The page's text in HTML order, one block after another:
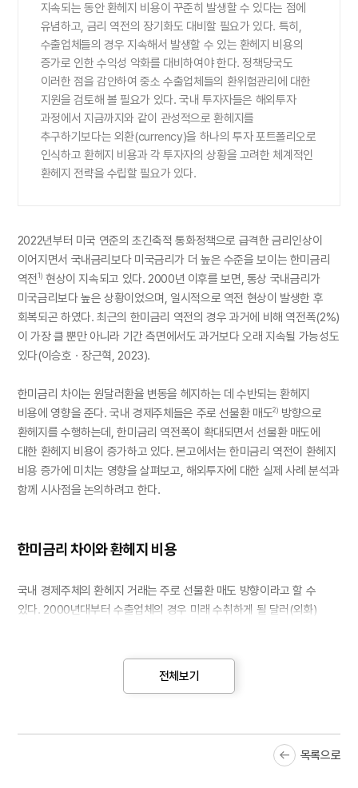
지속되는 동안 환헤지 비용이 꾸준히 발생할 수 있다는 점에
유념하고, 금리 역전의 장기화도 대비할 필요가 있다. 특히,
수출업체들의 경우 지속해서 발생할 수 있는 환헤지 비용의
증가로 인한 수익성 악화를 대비하여야 한다. 정책당국도
이러한 점을 감안하여 중소 수출업체들의 환위험관리에 대한
지원을 검토해 볼 필요가 있다. 국내 투자자들은 해외투자
과정에서 지금까지와 같이 관성적으로 환헤지를
추구하기보다는 외환(currency)을 하나의 투자 포트폴리오로
인식하고 환헤지 비용과 각 투자자의 상황을 고려한 체계적인
환헤지 전략을 수립할 필요가 있다.
2022년부터 미국 연준의 초긴축적 통화정책으로 급격한 금리인상이
이어지면서 국내금리보다 미국금리가 더 높은 수준을 보이는 한미금리
역전1) 현상이 지속되고 있다. 2000년 이후를 보면, 통상 국내금리가
미국금리보다 높은 상황이었으며, 일시적으로 역전 현상이 발생한 후
회복되곤 하였다. 최근의 한미금리 역전의 경우 과거에 비해 역전폭(2%)
이 가장 클 뿐만 아니라 기간 측면에서도 과거보다 오래 지속될 가능성도
있다(이승호ㆍ장근혁, 2023).
한미금리 차이는 원달러환율 변동을 헤지하는 데 수반되는 환헤지
비용에 영향을 준다. 국내 경제주체들은 주로 선물환 매도2) 방향으로
환헤지를 수행하는데, 한미금리 역전폭이 확대되면서 선물환 매도에
대한 환헤지 비용이 증가하고 있다. 본고에서는 한미금리 역전이 환헤지
비용 증가에 미치는 영향을 살펴보고, 해외투자에 대한 실제 사례 분석과
함께 시사점을 논의하려고 한다.
한미금리 차이와 환헤지 비용
국내 경제주체의 환헤지 거래는 주로 선물환 매도 방향이라고 할 수
있다. 2000년대부터 수출업체의 경우 미래 수취하게 될 달러(외화)
선도환율(F)로 고정하여 환율 변동위험을 헤지할 수 있다. 수출업체가
수행하는 미래 수출대금에 대한 환헤지의 경우 초기 환전 없이 선물환
전체보기
목록으로